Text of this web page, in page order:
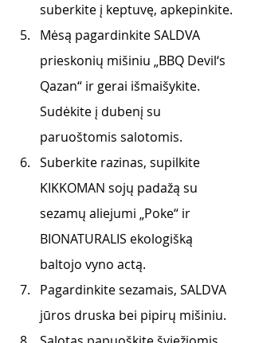
suberkite į keptuvę, apkepinkite.
Mėsą pagardinkite SALDVA
prieskonių mišiniu „BBQ Devil‘s
Qazan“ ir gerai išmaišykite.
Sudėkite į dubenį su
paruoštomis salotomis.
Suberkite razinas, supilkite
KIKKOMAN sojų padažą su
sezamų aliejumi „Poke“ ir
BIONATURALIS ekologišką
baltojo vyno actą.
Pagardinkite sezamais, SALDVA
jūros druska bei pipirų mišiniu.